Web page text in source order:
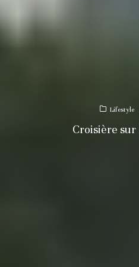
Lifestyle
Croisière